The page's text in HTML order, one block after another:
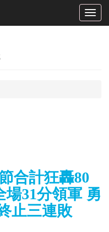
Toggle
合計狂轟80
31分領軍 勇
止三連敗